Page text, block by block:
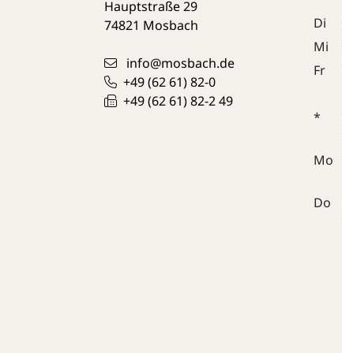
Hauptstraße 29
74821 Mosbach
info@mosbach.de
+49 (6261) 82-0
+49 (6261) 82-249
Di
Mi
Fr
*
Mo
Do